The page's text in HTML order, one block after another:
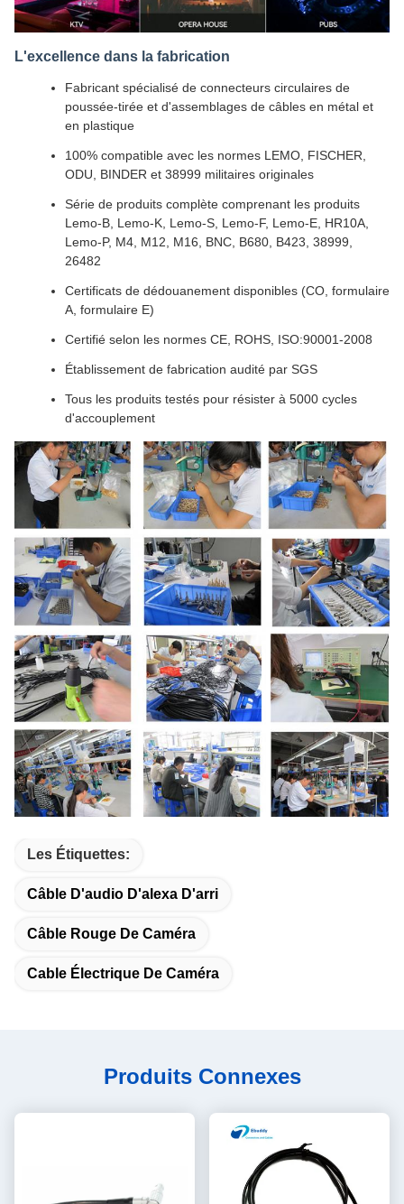
L'excellence dans la fabrication
Fabricant spécialisé de connecteurs circulaires de
poussée-tirée et d'assemblages de câbles en métal et
en plastique
100% compatible avec les normes LEMO, FISCHER,
ODU, BINDER et 38999 militaires originales
Série de produits complète comprenant les produits
Lemo-B, Lemo-K, Lemo-S, Lemo-F, Lemo-E, HR10A,
Lemo-P, M4, M12, M16, BNC, B680, B423, 38999,
26482
Certificats de dédouanement disponibles (CO, formulaire
A, formulaire E)
Certifié selon les normes CE, ROHS, ISO:90001-2008
Établissement de fabrication audité par SGS
Tous les produits testés pour résister à 5000 cycles
d'accouplement
Les Étiquettes:
Câble D'audio D'alexa D'arri
Câble Rouge De Caméra
Cable Électrique De Caméra
Produits Connexes